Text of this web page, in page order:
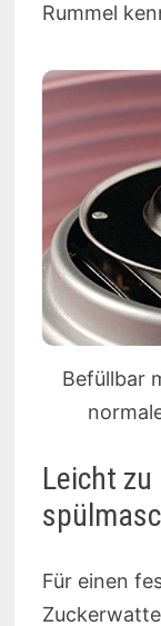
Rummel
Befüllbar
Leicht zu
Für einen